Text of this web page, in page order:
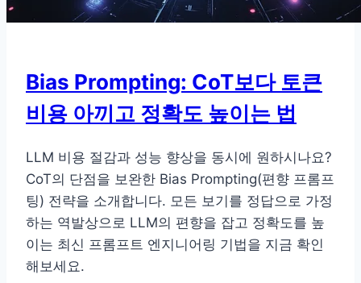
법
Bias Prompting: CoT보다 토큰
비용 아끼고 정확도 높이는 법
LLM 비용 절감과 성능 향상을 동시에 원하시나요?
CoT의 단점을 보완한 Bias Prompting(편향 프롬프
팅) 전략을 소개합니다. 모든 보기를 정답으로 가정
하는 역발상으로 LLM의 편향을 잡고 정확도를 높
이는 최신 프롬프트 엔지니어링 기법을 지금 확인
해보세요.